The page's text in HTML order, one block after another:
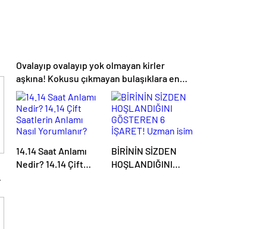
Ovalayıp ovalayıp yok olmayan kirler
aşkına! Kokusu çıkmayan bulaşıklara en
etkili yöntem
14.14 Saat Anlamı
Nedir? 14.14 Çift
BİRİNİN SİZDEN
HOŞLANDIĞINI